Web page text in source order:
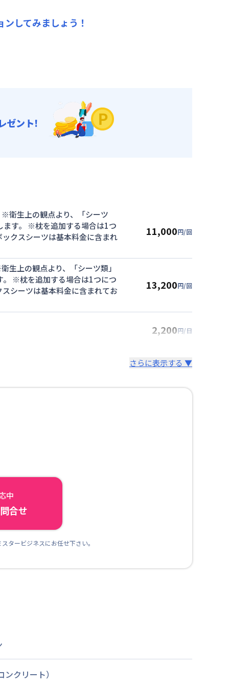
してみましょう！
ゼント!
衛生上の観点より、「シーツ
ます。 ※枕を追加する場合は1つ
クスシーツは基本料金に含まれ
11,000円/回
生上の観点より、「シーツ類」
。 ※枕を追加する場合は1つにつ
シーツは基本料金に含まれてお
13,200円/回
2,200円/日
さらに表示する ▼
中
合せ
タービジネスにお任せ下さい。
ンクリート）